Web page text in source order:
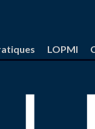
LOPMI